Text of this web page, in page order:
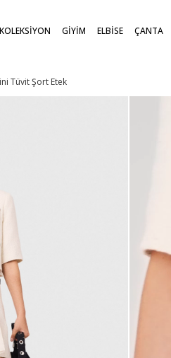
GİYİM ELBİSE ÇANTA
Tüvit Şort Etek